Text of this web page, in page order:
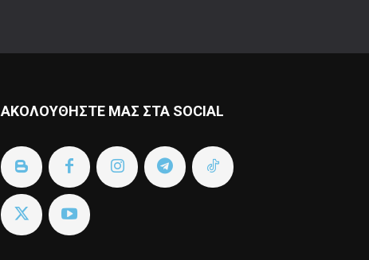
ΑΚΟΛΟΥΘΗΣΤΕ ΜΑΣ ΣΤΑ SOCIAL